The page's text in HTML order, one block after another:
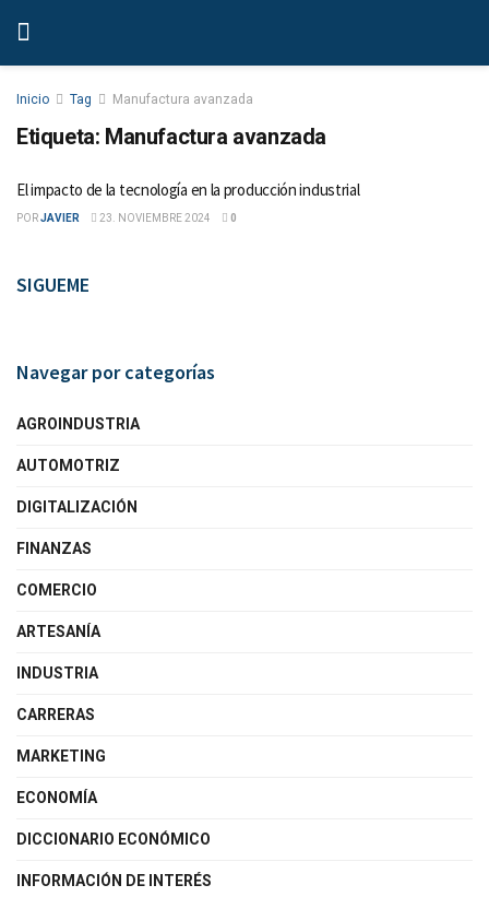
Inicio Tag Manufactura avanzada
Etiqueta: Manufactura avanzada
El impacto de la tecnología en la producción industrial
PORJAVIER 23. NOVIEMBRE 2024 0
SIGUEME
Navegar por categorías
AGROINDUSTRIA
AUTOMOTRIZ
DIGITALIZACIÓN
FINANZAS
COMERCIO
ARTESANÍA
INDUSTRIA
CARRERAS
MARKETING
ECONOMÍA
DICCIONARIO ECONÓMICO
INFORMACIÓN DE INTERÉS